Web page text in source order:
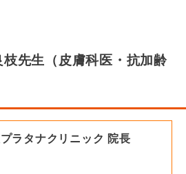
先生（皮膚科医・抗加齢
ラタナクリニック 院長